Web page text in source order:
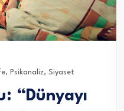
, Psikanaliz, Siyaset
“Dünyayı